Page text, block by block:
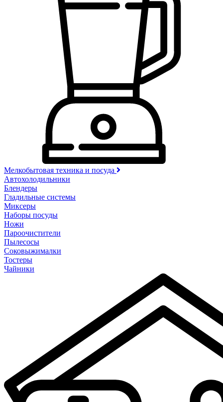
Мелкобытовая техника и посуда
Автохолодильники
Блендеры
Гладильные системы
Миксеры
Наборы посуды
Ножи
Пароочистители
Пылесосы
Соковыжималки
Тостеры
Чайники